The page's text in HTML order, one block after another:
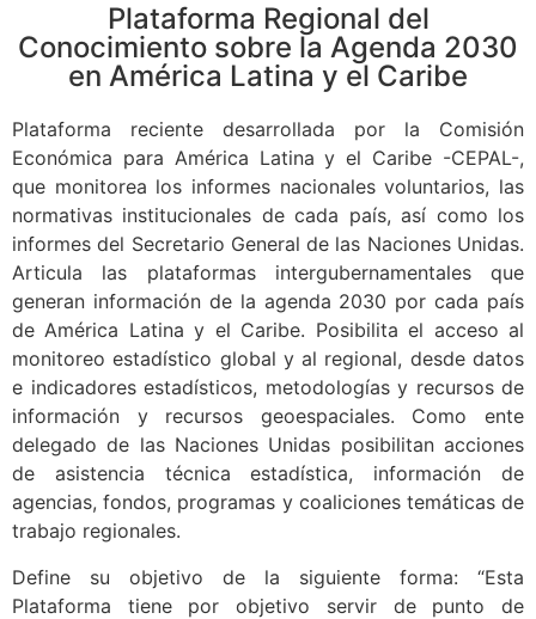
Plataforma Regional del
Conocimiento sobre la Agenda 2030
en América Latina y el Caribe
Plataforma reciente desarrollada por la Comisión
Económica para América Latina y el Caribe -CEPAL-,
que monitorea los informes nacionales voluntarios, las
normativas institucionales de cada país, así como los
informes del Secretario General de las Naciones Unidas.
Articula las plataformas intergubernamentales que
generan información de la agenda 2030 por cada país
de América Latina y el Caribe. Posibilita el acceso al
monitoreo estadístico global y al regional, desde datos
e indicadores estadísticos, metodologías y recursos de
información y recursos geoespaciales. Como ente
delegado de las Naciones Unidas posibilitan acciones
de asistencia técnica estadística, información de
agencias, fondos, programas y coaliciones temáticas de
trabajo regionales.
Define su objetivo de la siguiente forma: “Esta
Plataforma tiene por objetivo servir de punto de